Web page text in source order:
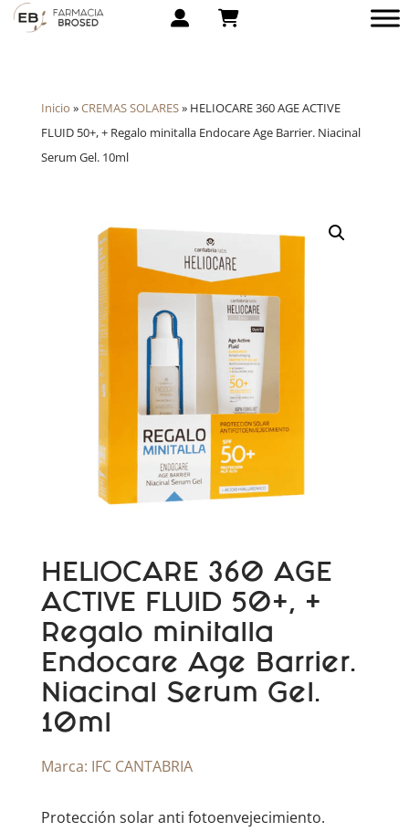
Inicio »CREMAS SOLARES» HELIOCARE 360 AGE ACTIVE
FLUID 50+, + Regalo minitalla Endocare Age Barrier. Niacinal
Serum Gel. 10ml
HELIOCARE 360 AGE
ACTIVE FLUID 50+, +
Regalo minitalla
Endocare Age Barrier.
Niacinal Serum Gel.
10ml
Marca: IFC CANTABRIA
Protección solar anti fotoenvejecimiento.